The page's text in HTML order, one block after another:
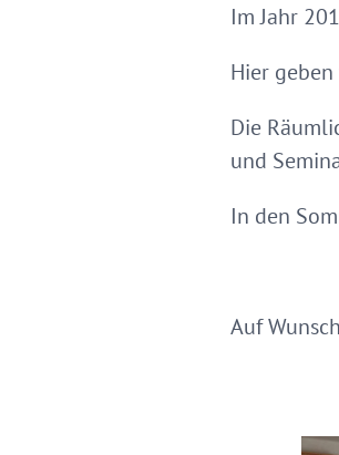
Im Jahr
Hier
Die
und
In den
Auf